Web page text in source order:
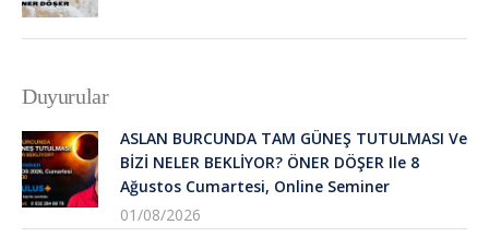
Duyurular
ASLAN BURCUNDA TAM GÜNEŞ TUTULMASI Ve
BİZİ NELER BEKLİYOR? ÖNER DÖŞER Ile 8
Ağustos Cumartesi, Online Seminer
01/08/2026